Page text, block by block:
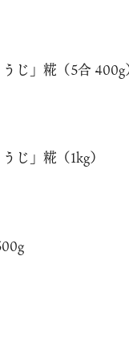
じ」糀（5合 400g
じ」糀（1kg）